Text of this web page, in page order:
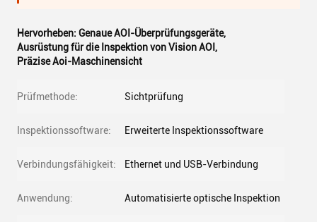
Hervorheben: Genaue AOI-Überprüfungsgeräte,
Ausrüstung für die Inspektion von Vision AOI ,
Präzise Aoi-Maschinensicht
Prüfmethode: Sichtprüfung
Inspektionssoftware: Erweiterte Inspektionssoftware
Verbindungsfähigkeit: Ethernet und USB-Verbindung
Anwendung: Automatisierte optische Inspektion